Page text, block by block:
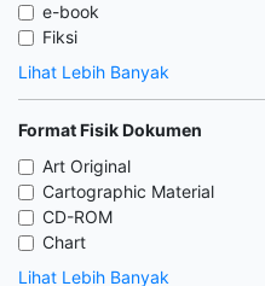
e-book
Fiksi
Lihat Lebih Banyak
Format Fisik Dokumen
Art Original
Cartographic Material
CD-ROM
Chart
Lihat Lebih Banyak